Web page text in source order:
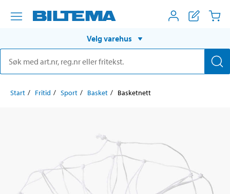
Velg varehus
Start Fritid Sport Basket Basketnett